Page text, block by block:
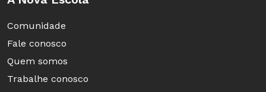
Comunidade
Fale conosco
Quem somos
Trabalhe conosco